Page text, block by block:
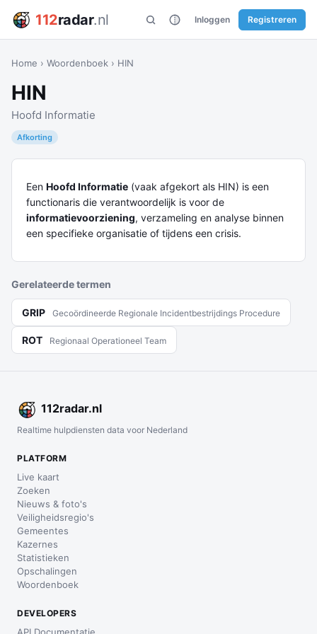
112radar.nl Inloggen Registreren
Home › Woordenboek › HIN
HIN
Hoofd Informatie
Afkorting
Een Hoofd Informatie (vaak afgekort als HIN) is een
functionaris die verantwoordelijk is voor de
informatievoorziening, verzameling en analyse binnen
een specifieke organisatie of tijdens een crisis.
Gerelateerde termen
GRIP Gecoördineerde Regionale Incidentbestrijdings Procedure
ROT Regionaal Operationeel Team
112radar.nl
Realtime hulpdiensten data voor Nederland
PLATFORM
Live kaart
Zoeken
Nieuws & foto's
Veiligheidsregio's
Gemeentes
Kazernes
Statistieken
Opschalingen
Woordenboek
DEVELOPERS